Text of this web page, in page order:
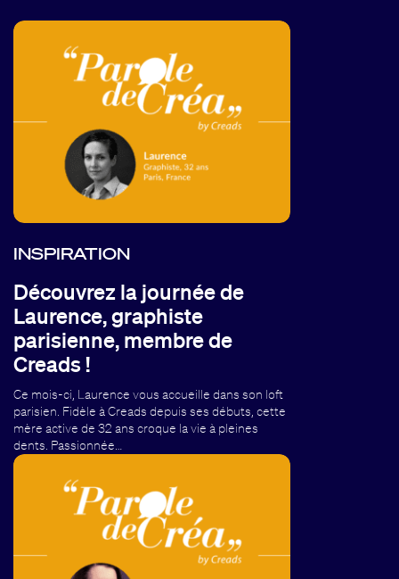
INSPIRATION
Découvrez la journée de
Laurence, graphiste
parisienne, membre de
Creads !
Ce mois-ci, Laurence vous accueille dans son loft
parisien. Fidèle à Creads depuis ses débuts, cette
mère active de 32 ans croque la vie à pleines
dents. Passionnée…